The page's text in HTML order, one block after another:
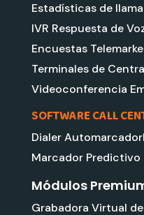
Estadísticas de
IVR Respuesta de
Encuestas
Terminales de
Videoconferencia
SOFTWARE CALL
Dialer Automarcador
Marcador Predictivo
Módulos
Grabadora Virtual